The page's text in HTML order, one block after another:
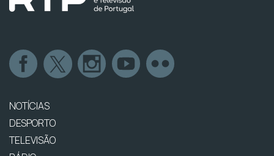
NOTÍCIAS
DESPORTO
TELEVISÃO